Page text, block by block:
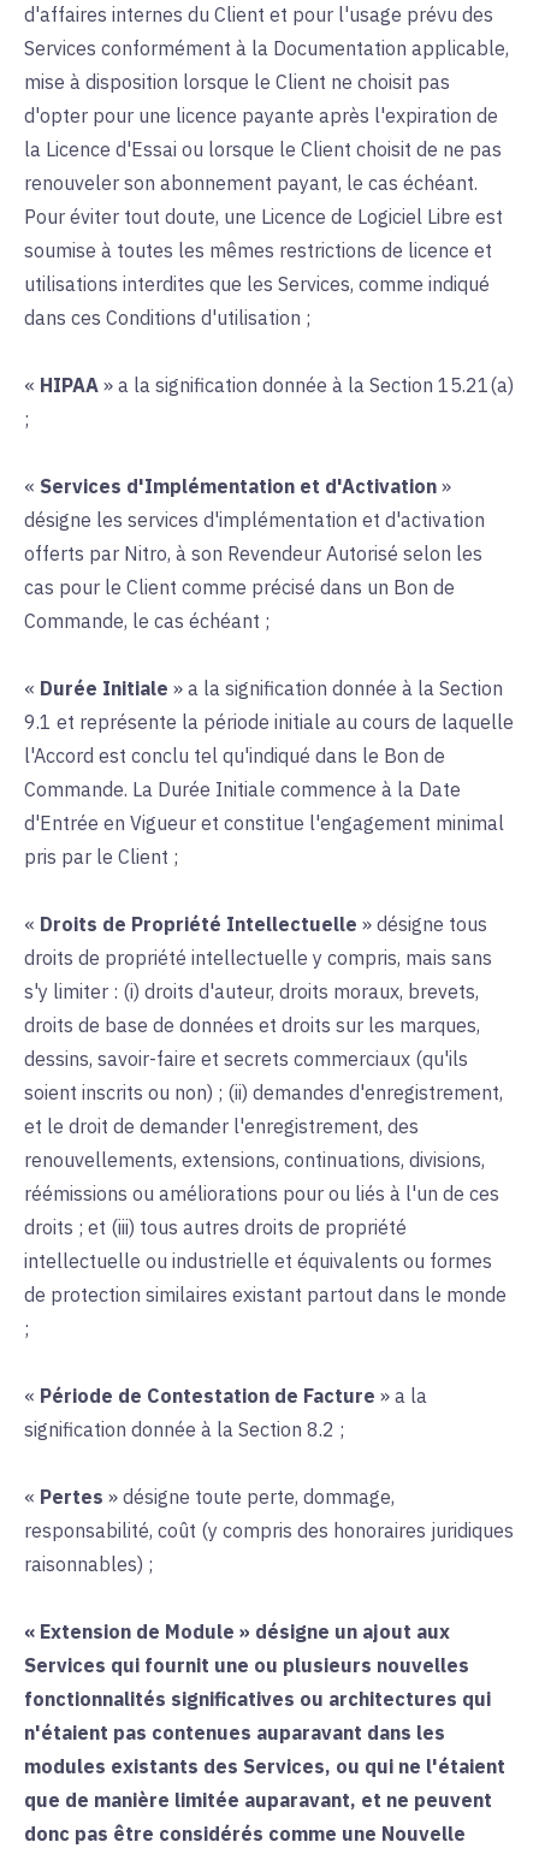
d'affaires internes du Client et pour l'usage prévu des
Services conformément à la Documentation applicable,
mise à disposition lorsque le Client ne choisit pas
d'opter pour une licence payante après l'expiration de
la Licence d'Essai ou lorsque le Client choisit de ne pas
renouveler son abonnement payant, le cas échéant.
Pour éviter tout doute, une Licence de Logiciel Libre est
soumise à toutes les mêmes restrictions de licence et
utilisations interdites que les Services, comme indiqué
dans ces Conditions d'utilisation ;
« HIPAA » a la signification donnée à la Section 15.21(a)
;
« Services d'Implémentation et d'Activation »
désigne les services d'implémentation et d'activation
offerts par Nitro, à son Revendeur Autorisé selon les
cas pour le Client comme précisé dans un Bon de
Commande, le cas échéant ;
« Durée Initiale » a la signification donnée à la Section
9.1 et représente la période initiale au cours de laquelle
l'Accord est conclu tel qu'indiqué dans le Bon de
Commande. La Durée Initiale commence à la Date
d'Entrée en Vigueur et constitue l'engagement minimal
pris par le Client ;
« Droits de Propriété Intellectuelle » désigne tous
droits de propriété intellectuelle y compris, mais sans
s'y limiter : (i) droits d'auteur, droits moraux, brevets,
droits de base de données et droits sur les marques,
dessins, savoir-faire et secrets commerciaux (qu'ils
soient inscrits ou non) ; (ii) demandes d'enregistrement,
et le droit de demander l'enregistrement, des
renouvellements, extensions, continuations, divisions,
réémissions ou améliorations pour ou liés à l'un de ces
droits ; et (iii) tous autres droits de propriété
intellectuelle ou industrielle et équivalents ou formes
de protection similaires existant partout dans le monde
;
« Période de Contestation de Facture » a la
signification donnée à la Section 8.2 ;
« Pertes » désigne toute perte, dommage,
responsabilité, coût (y compris des honoraires juridiques
raisonnables) ;
« Extension de Module » désigne un ajout aux
Services qui fournit une ou plusieurs nouvelles
fonctionnalités significatives ou architectures qui
n'étaient pas contenues auparavant dans les
modules existants des Services, ou qui ne l'étaient
que de manière limitée auparavant, et ne peuvent
donc pas être considérés comme une Nouvelle